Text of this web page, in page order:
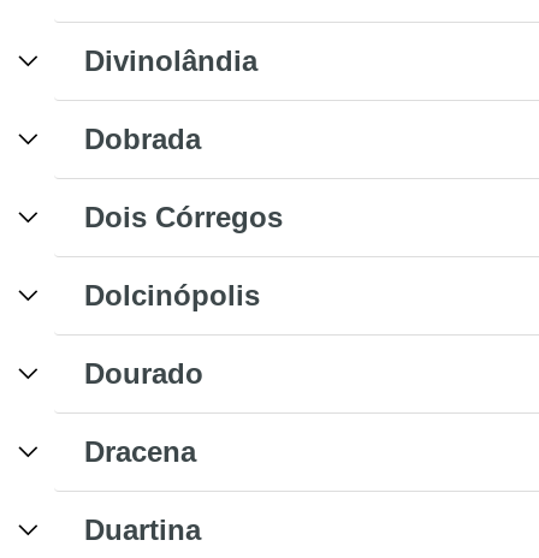
Divinolândia
Dobrada
Dois Córregos
Dolcinópolis
Dourado
Dracena
Duartina